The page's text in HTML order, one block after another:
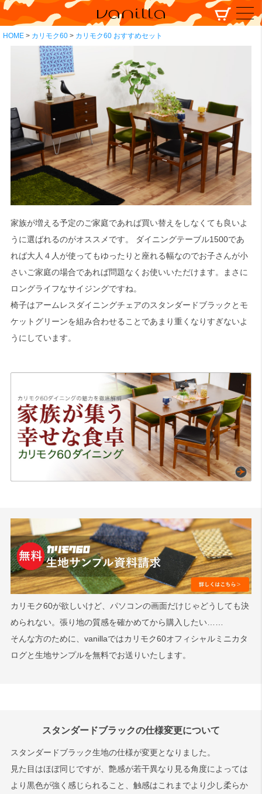
HOME カリモク60 カリモク60 おすすめセット
家族が増える予定のご家庭であれば買い替えをしなくても良いよ
うに選ばれるのがオススメです。 ダイニングテーブル1500であ
れば大人４人が使ってもゆったりと座れる幅なのでお子さんが小
さいご家庭の場合であれば問題なくお使いいただけます。まさに
ロングライフなサイジングですね。
椅子はアームレスダイニングチェアのスタンダードブラックとモ
ケットグリーンを組み合わせることであまり重くなりすぎないよ
うにしています。
カリモク60が欲しいけど、パソコンの画面だけじゃどうしても決
められない。張り地の質感を確かめてから購入したい……
そんな方のために、vanillaではカリモク60オフィシャルミニカタ
ログと生地サンプルを無料でお送りいたします。
スタンダードブラックの仕様変更について
スタンダードブラック生地の仕様が変更となりました。
見た目はほぼ同じですが、艶感が若干異なり見る角度によっては
より黒色が強く感じられること、触感はこれまでより少し柔らか